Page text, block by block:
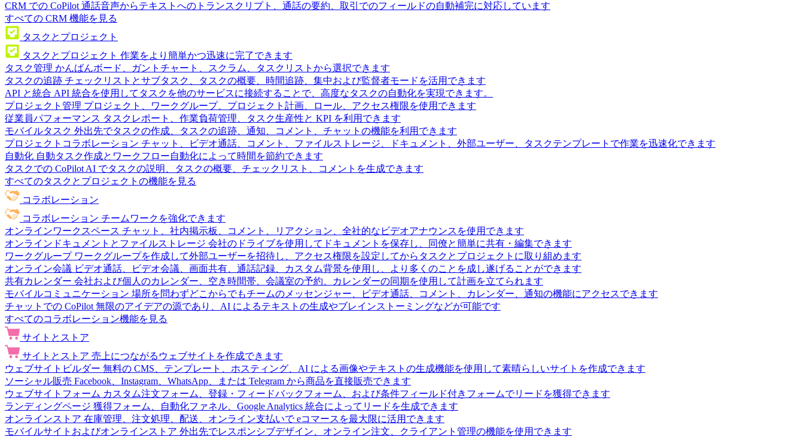
CRM での CoPilot 通話音声からテキストへのトランスクリプト、通話の要約、取引でのフィールドの自動補完に対応しています
すべての CRM 機能を見る
タスクとプロジェクト
タスクとプロジェクト 作業をより簡単かつ迅速に完了できます
タスク管理 かんばんボード、ガントチャート、スクラム、タスクリストから選択できます
タスクの追跡 チェックリストとサブタスク、タスクの概要、時間追跡、集中および監督者モードを活用できます
API と統合 API 統合を使用してタスクを他のサービスに接続することで、高度なタスクの自動化を実現できます。
プロジェクト管理 プロジェクト、ワークグループ、プロジェクト計画、ロール、アクセス権限を使用できます
従業員パフォーマンス タスクレポート、作業負荷管理、タスク生産性と KPI を利用できます
モバイルタスク 外出先でタスクの作成、タスクの追跡、通知、コメント、チャットの機能を利用できます
プロジェクトコラボレーション チャット、ビデオ通話、コメント、ファイルストレージ、ドキュメント、外部ユーザー、タスクテンプレートで作業を迅速化できます
自動化 自動タスク作成とワークフロー自動化によって時間を節約できます
タスクでの CoPilot AI でタスクの説明、タスクの概要、チェックリスト、コメントを生成できます
すべてのタスクとプロジェクトの機能を見る
コラボレーション
コラボレーション チームワークを強化できます
オンラインワークスペース チャット、社内掲示板、コメント、リアクション、全社的なビデオアナウンスを使用できます
オンラインドキュメントとファイルストレージ 会社のドライブを使用してドキュメントを保存し、同僚と簡単に共有・編集できます
ワークグループ ワークグループを作成して外部ユーザーを招待し、アクセス権限を設定してからタスクとプロジェクトに取り組めます
オンライン会議 ビデオ通話、ビデオ会議、画面共有、通話記録、カスタム背景を使用し、より多くのことを成し遂げることができます
共有カレンダー 会社および個人のカレンダー、空き時間帯、会議室の予約、カレンダーの同期を使用して計画を立てられます
モバイルコミュニケーション 場所を問わずどこからでもチームのメッセンジャー、ビデオ通話、コメント、カレンダー、通知の機能にアクセスできます
チャットでの CoPilot 無限のアイデアの源であり、AI によるテキストの生成やブレインストーミングなどが可能です
すべてのコラボレーション機能を見る
サイトとストア
サイトとストア 売上につながるウェブサイトを作成できます
ウェブサイトビルダー 無料の CMS、テンプレート、ホスティング、AI による画像やテキストの生成機能を使用して素晴らしいサイトを作成できます
ソーシャル販売 Facebook、Instagram、WhatsApp、または Telegram から商品を直接販売できます
ウェブサイトフォーム カスタム注文フォーム、登録・フィードバックフォーム、および条件フィールド付きフォームでリードを獲得できます
ランディングページ 獲得フォーム、自動化ファネル、Google Analytics 統合によってリードを生成できます
オンラインストア 在庫管理、注文処理、配送、オンライン支払いで eコマースを最大限に活用できます
モバイルサイトおよびオンラインストア 外出先でレスポンシブデザイン、オンライン注文、クライアント管理の機能を使用できます